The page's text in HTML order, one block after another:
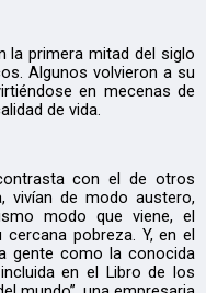
la primera mitad del siglo
Algunos volvieron a su
en mecenas de
de vida.
con el de otros
vivían de modo austero,
modo que viene, el
pobreza. Y, en el
gente como la conocida
en el Libro de los